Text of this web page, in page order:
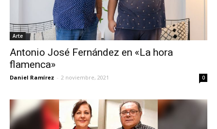
Arte
Antonio José Fernández en «La hora
flamenca»
Daniel Ramírez - 2 noviembre, 2021 0